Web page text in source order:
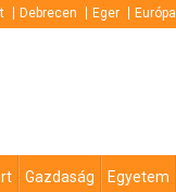
Debrecen Eger Európa
Gazdaság Egyetem